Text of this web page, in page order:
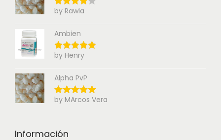
by Rawla
Ambien
by Henry
Alpha PvP
by MArcos Vera
Información